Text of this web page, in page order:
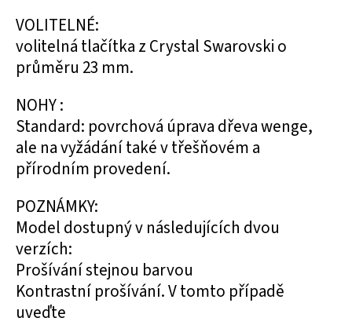
VOLITELNÉ:
volitelná tlačítka z Crystal Swarovski o
průměru 23 mm.
NOHY :
Standard: povrchová úprava dřeva wenge,
ale na vyžádání také v třešňovém a
přírodním provedení.
POZNÁMKY:
Model dostupný v následujících dvou
verzích:
Prošívání stejnou barvou
Kontrastní prošívání. V tomto případě
uveďte